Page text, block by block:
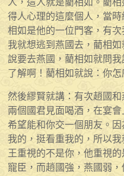
得人心理的這麼個人，當
相如是他的一位門客，有
我就想逃到燕國去，藺相
說要去燕國，藺相如就問
了解啊！藺相如就說：你怎
然後繆賢就講：有次趙國
兩個國君見面喝酒，在宴
希望能和你交一個朋友。
我的，挺看重我的，所以
王重視的不是你，他重視
寵臣，而趙國強，燕國弱